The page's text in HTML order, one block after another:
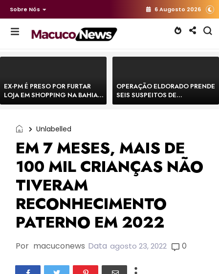
Sobre Nós 6 Augosto 2026
EX-PM É PRESO POR FURTAR
LOJA EM SHOPPING NA BAHIA E
ESCAPA CORRENDO DE
OPERAÇÃO ELDORADO PRENDE
SEIS SUSPEITOS DE
MOVIMENTAR R$ 25 MILHÕES
Unlabelled
EM 7 MESES, MAIS DE
100 MIL CRIANÇAS NÃO
TIVERAM
RECONHECIMENTO
PATERNO EM 2022
Por macuconews Data agosto 23, 2022 0